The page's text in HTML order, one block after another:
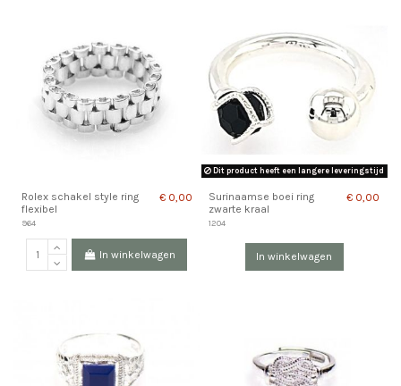
Rolex schakel style ring
flexibel
964
€ 0,00
In winkelwagen
Dit product heeft een langere leveringstijd
Surinaamse boei ring
zwarte kraal
1204
€ 0,00
In winkelwagen